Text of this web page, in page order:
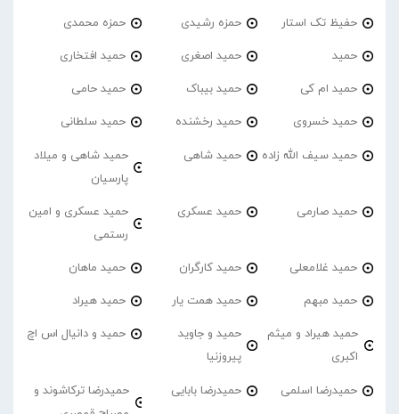
حفیظ تک استار حمزه رشیدی حمزه محمدی
حمید حمید اصغری حمید افتخاری
حمید ام کی حمید بیباک حمید حامی
حمید خسروی حمید رخشنده حمید سلطانی
حمید سیف الله زاده حمید شاهی
حمید شاهی و میلاد
پارسیان
حمید صارمی حمید عسکری
حمید عسکری و امین
رستمی
حمید غلامعلی حمید کارگران حمید ماهان
حمید مبهم حمید همت یار حمید هیراد
حمید هیراد و میثم
اکبری
حمید و جاوید
پیروزنیا
حمید و دانیال اس اچ
حمیدرضا اسلمی حمیدرضا بابایی
حمیدرضا ترکاشوند و